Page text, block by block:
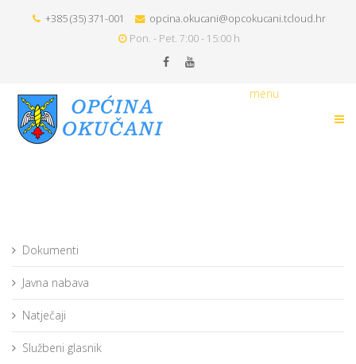
+385 (35) 371-001
opcina.okucani@opcokucani.tcloud.hr
Pon. - Pet. 7:00 - 15:00 h
menu
Dokumenti
Javna nabava
Natječaji
Službeni glasnik